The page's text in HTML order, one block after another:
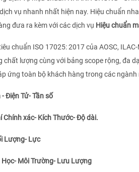
vụ nhanh nhất hiện nay. Hiệu chuẩn
đưa ra kèm với các dịch vụ Hiệu chuẩn
chuẩn ISO 17025: 2017 của AOSC,
chất lượng cùng với bảng scope rộng, đa
ứng toàn bộ khách hàng trong các ngành
Điện Tử- Tần số
Chính xác- Kích Thước- Độ dài.
Lượng- Lực
Môi Trường- Lưu Lượng